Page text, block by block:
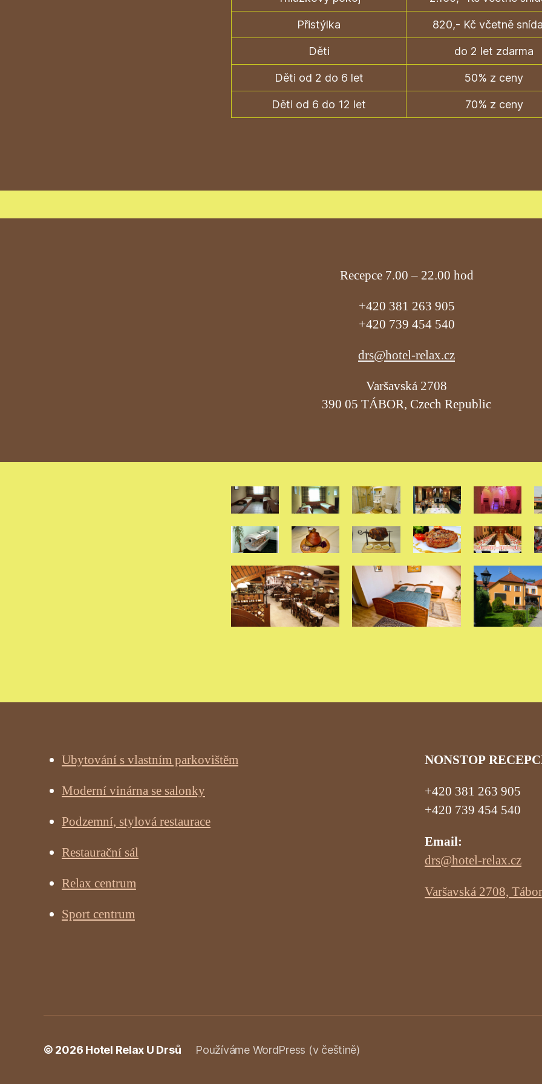
Přistýlka 820,- Kč včetně
Děti do 2 let zdarma
Děti od 2 do 6 let 50% z ceny
Děti od 6 do 12 let 70% z ceny
Recepce 7.00 – 22.00 hod
+420 381 263 905
+420 739 454 540
drs@hotel-relax.cz
Varšavská 2708
390 05 TÁBOR, Czech Republic
Ubytování s vlastním parkovištěm
Moderní vinárna se salonky
Podzemní, stylová restaurace
Restaurační sál
Relax centrum
Sport centrum
NONSTOP
+420 381 263 905
+420 739 454 540
Email:
drs@hotel-relax.cz
Varšavská 2708,
© 2026 Hotel Relax U Drsů Používáme WordPress (v češtině)